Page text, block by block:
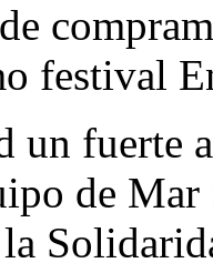
festival
un fuerte
de